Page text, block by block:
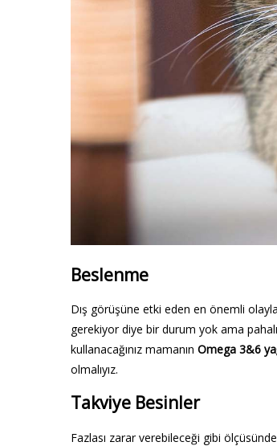
Beslenme
Dış görüşüne etki eden en önemli
gerekiyor diye bir durum yok ama
kullanacağınız mamanın Omega 3&6
olmalıyız.
Takviye Besinler
Fazlası zarar verebileceği gibi